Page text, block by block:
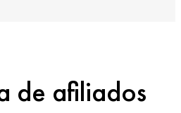
de afiliados